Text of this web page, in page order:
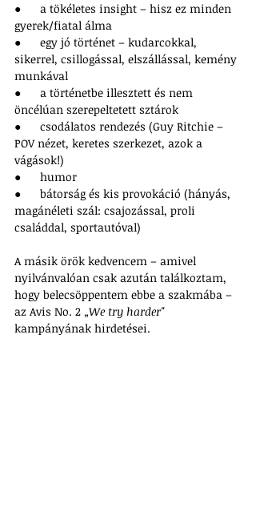
●      a tökéletes insight – hisz ez minden
gyerek/fiatal álma
●      egy jó történet – kudarcokkal,
sikerrel, csillogással, elszállással, kemény
munkával
●      a történetbe illesztett és nem
öncélúan szerepeltetett sztárok
●      csodálatos rendezés (Guy Ritchie –
POV nézet, keretes szerkezet, azok a
vágások!)
●      humor
●      bátorság és kis provokáció (hányás,
magánéleti szál: csajozással, proli
családdal, sportautóval)
A másik örök kedvencem – amivel
nyilvánvalóan csak azután találkoztam,
hogy belecsöppentem ebbe a szakmába –
az Avis No. 2 „We try harder"
kampányának hirdetései.